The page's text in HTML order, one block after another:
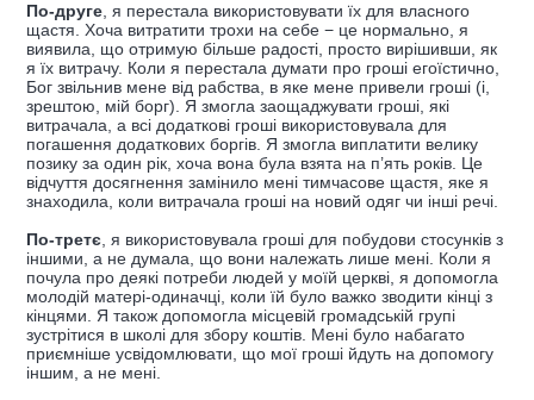
По-друге , я перестала використовувати їх для власного
щастя. Хоча витратити трохи на себе − це нормально, я
виявила, що отримую більше радості, просто вирішивши, як
я їх витрачу. Коли я перестала думати про гроші егоїстично,
Бог звільнив мене від рабства, в яке мене привели гроші (і,
зрештою, мій борг). Я змогла заощаджувати гроші, які
витрачала, а всі додаткові гроші використовувала для
погашення додаткових боргів. Я змогла виплатити велику
позику за один рік, хоча вона була взята на п’ять років. Це
відчуття досягнення замінило мені тимчасове щастя, яке я
знаходила, коли витрачала гроші на новий одяг чи інші речі.
По-третє , я використовувала гроші для побудови стосунків з
іншими, а не думала, що вони належать лише мені. Коли я
почула про деякі потреби людей у моїй церкві, я допомогла
молодій матері-одиначці, коли їй було важко зводити кінці з
кінцями. Я також допомогла місцевій громадській групі
зустрітися в школі для збору коштів. Мені було набагато
приємніше усвідомлювати, що мої гроші йдуть на допомогу
іншим, а не мені.